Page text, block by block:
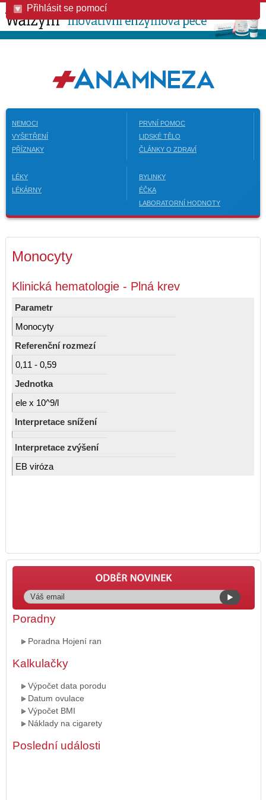
Přihlásit se pomocí
NEMOCI
VYŠETŘENÍ
PŘÍZNAKY
PRVNÍ POMOC
LIDSKÉ TĚLO
ČLÁNKY O ZDRAVÍ
LÉKY
LÉKÁRNY
BYLINKY
ÉČKA
LABORATORNÍ HODNOTY
Monocyty
Klinická hematologie - Plná krev
Parametr
Monocyty
Referenční rozmezí
0,11 - 0,59
Jednotka
ele x 10^9/l
Interpretace snížení
Interpretace zvýšení
EB viróza
Poradny
Poradna Hojení ran
Kalkulačky
Výpočet data porodu
Datum ovulace
Výpočet BMI
Náklady na cigarety
Poslední události